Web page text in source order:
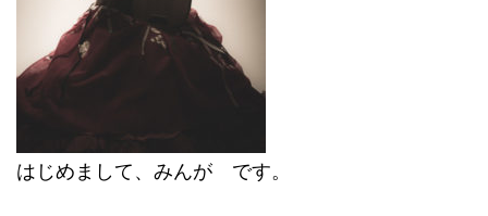
はじめまして、みんが です。